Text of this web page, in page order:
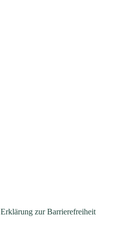
Erklärung zur Barrierefreiheit